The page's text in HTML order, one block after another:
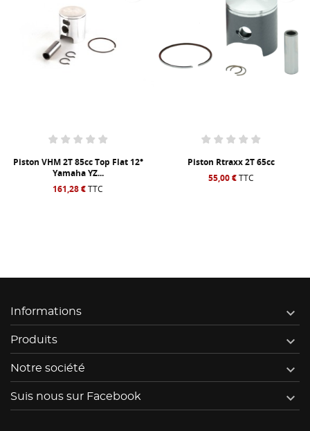
Piston VHM 2T 85cc Top Flat 12°
Yamaha YZ...
161,28 €TTC
Piston Rtraxx 2T 65cc
55,00 €TTC
Informations 
Produits 
Notre société 
Suis nous sur Facebook 